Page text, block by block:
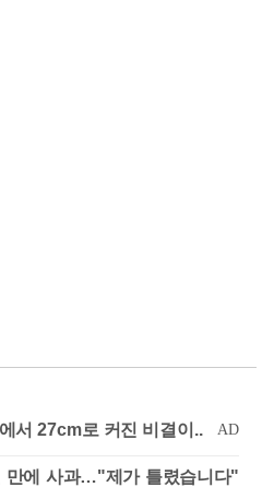
만에 사과…"제가 틀렸습니다"